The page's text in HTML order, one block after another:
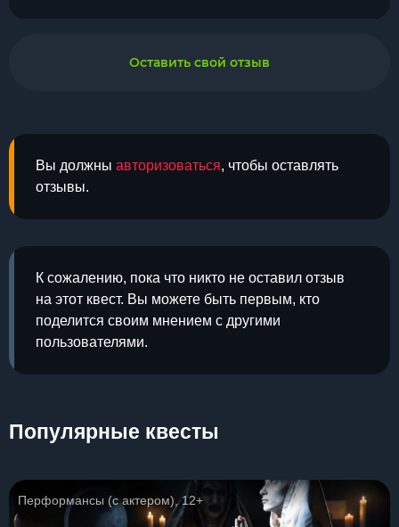
Вы должны авторизоваться, чтобы оставлять
отзывы.
К сожалению, пока что никто не оставил отзыв
на этот квест. Вы можете быть первым, кто
поделится своим мнением с другими
пользователями.
Оставить свой отзыв
Популярные квесты
Перформансы (с актером), 12+